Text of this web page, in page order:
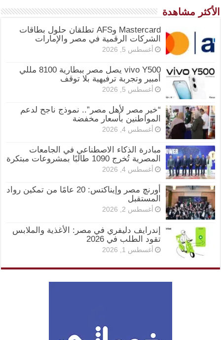
الأكثر مشاهدة
Mastercard وAFS تطلقان حلول بطاقات
الشركات الرقمية في مصر والإمارات
أغسطس 5, 2026
vivo Y500 يصل مصر ببطارية 8100 مللي
أمبير وتجربة ترفيهية بلا توقف
أغسطس 5, 2026
“خير مصر لأهل مصر”.. نموذج ناجح لدعم
المواطنين بأسعار مخفضة
أغسطس 4, 2026
مبادرة الذكاء الاصطناعي في الجامعات
المصرية تُخرج 1090 طالبًا بمشروعات مبتكرة
أغسطس 4, 2026
أورنچ مصر وإيناكتس: 20 عامًا من تمكين رواد
المستقبل
أغسطس 2, 2026
إندرايف دليفري في مصر: الأغذية والملابس
تقود الطلب في 2026
أغسطس 1, 2026